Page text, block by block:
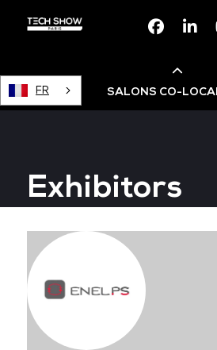
FR SALONS CO-
Devops Live
Cloud & Cyber Security
Data & AI Leaders Summit
Exhibitors